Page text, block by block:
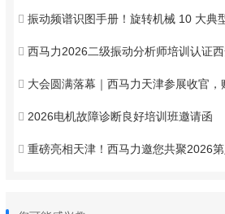
振动频谱识图手册！旋转机械 10 大典型故
西马力2026二级振动分析师培训认证
大会圆满落幕｜西马力天津参展收官，赋
2026电机故障诊断良好培训班邀请函
重磅亮相天津！西马力邀您共聚2026第八届全国设备管理与